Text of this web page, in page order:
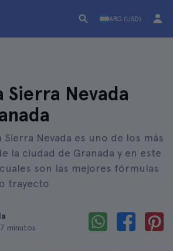
ARG (USD)
Sierra Nevada
Sierra Nevada es uno de los más
la ciudad de Granada y en este
son las mejores fórmulas
trayecto
minutos